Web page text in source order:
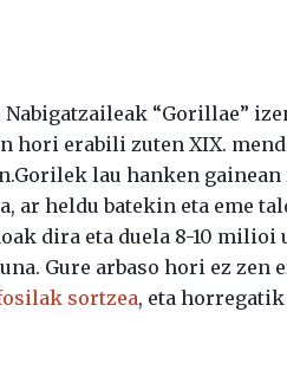
Nabigatzaileak “Gorillae”
hori erabili zuten XIX.
lau hanken
ar heldu batekin eta eme
dira eta duela 8-10
Gure arbaso hori ez zen
sortzea, eta